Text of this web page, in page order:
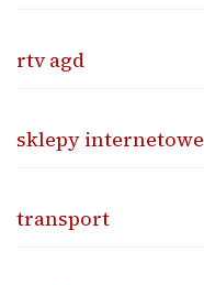
rtv agd
sklepy internetowe
transport